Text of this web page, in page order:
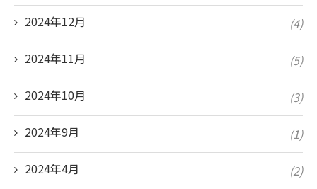
2024年12月 (4)
2024年11月 (5)
2024年10月 (3)
2024年9月 (1)
2024年4月 (2)